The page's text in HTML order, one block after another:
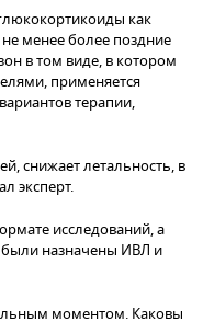
как
менее более поздние
в том виде, в котором
применяется
терапии,
снижает летальность, в
эксперт.
исследований, а
были назначены ИВЛ и
моментом. Каковы